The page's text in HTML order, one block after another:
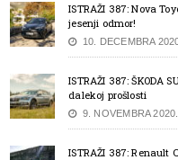
ISTRAŽI 387: Nova
jesenji odmor!
10. DECEMBRA
ISTRAŽI 387: ŠKODA
dalekoj prošlosti
9. NOVEMBRA 2020.
ISTRAŽI 387: Renault